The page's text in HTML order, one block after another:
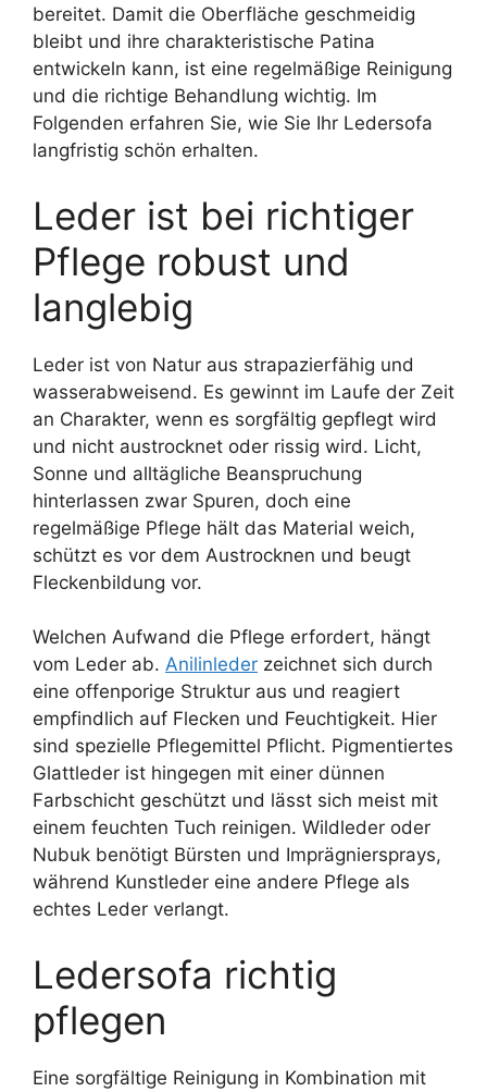
bereitet. Damit die Oberfläche geschmeidig
bleibt und ihre charakteristische Patina
entwickeln kann, ist eine regelmäßige Reinigung
und die richtige Behandlung wichtig. Im
Folgenden erfahren Sie, wie Sie Ihr Ledersofa
langfristig schön erhalten.
Leder ist bei richtiger
Pflege robust und
langlebig
Leder ist von Natur aus strapazierfähig und
wasserabweisend. Es gewinnt im Laufe der Zeit
an Charakter, wenn es sorgfältig gepflegt wird
und nicht austrocknet oder rissig wird. Licht,
Sonne und alltägliche Beanspruchung
hinterlassen zwar Spuren, doch eine
regelmäßige Pflege hält das Material weich,
schützt es vor dem Austrocknen und beugt
Fleckenbildung vor.
Welchen Aufwand die Pflege erfordert, hängt
vom Leder ab. Anilinleder zeichnet sich durch
eine offenporige Struktur aus und reagiert
empfindlich auf Flecken und Feuchtigkeit. Hier
sind spezielle Pflegemittel Pflicht. Pigmentiertes
Glattleder ist hingegen mit einer dünnen
Farbschicht geschützt und lässt sich meist mit
einem feuchten Tuch reinigen. Wildleder oder
Nubuk benötigt Bürsten und Imprägniersprays,
während Kunstleder eine andere Pflege als
echtes Leder verlangt.
Ledersofa richtig
pflegen
Eine sorgfältige Reinigung in Kombination mit